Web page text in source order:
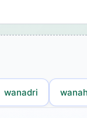
wanadri wanah